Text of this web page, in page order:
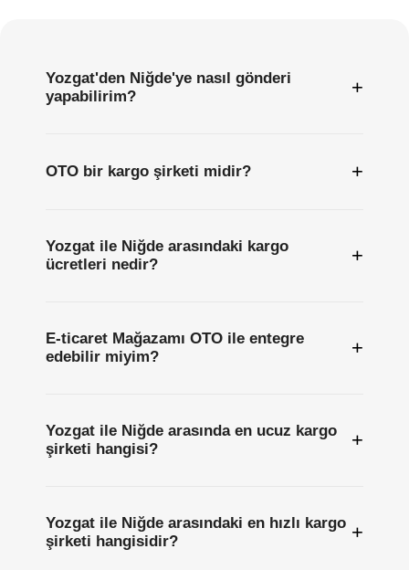
Yozgat'den Niğde'ye nasıl gönderi
yapabilirim?
+
OTO bir kargo şirketi midir? +
Yozgat ile Niğde arasındaki kargo
ücretleri nedir?
+
E-ticaret Mağazamı OTO ile entegre
edebilir miyim?
+
Yozgat ile Niğde arasında en ucuz kargo
şirketi hangisi?
+
Yozgat ile Niğde arasındaki en hızlı kargo
şirketi hangisidir?
+